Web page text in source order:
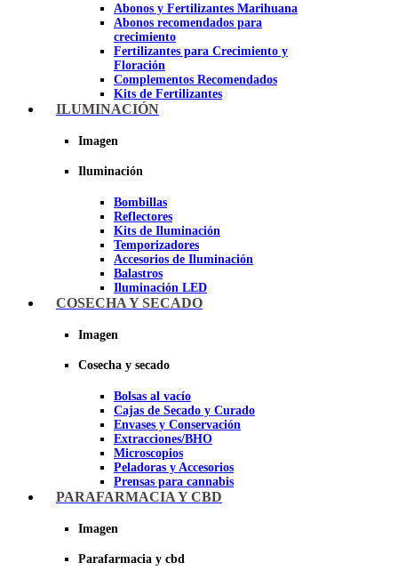
Abonos y Fertilizantes Marihuana
Abonos recomendados para
crecimiento
Fertilizantes para Crecimiento y
Floración
Complementos Recomendados
Kits de Fertilizantes
ILUMINACIÓN
Imagen
Iluminación
Bombillas
Reflectores
Kits de Iluminación
Temporizadores
Accesorios de Iluminación
Balastros
Iluminación LED
Iluminación LEC
COSECHA Y SECADO
Imagen
Cosecha y secado
Bolsas al vacío
Cajas de Secado y Curado
Envases y Conservación
Extracciones/BHO
Microscopios
Peladoras y Accesorios
Prensas para cannabis
Secadores de cogollos
PARAFARMACIA Y CBD
Imagen
Parafarmacia y cbd